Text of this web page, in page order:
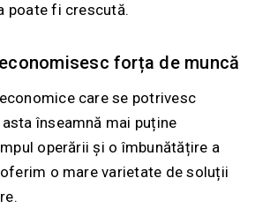
poate fi crescută.
forța de muncă
care se potrivesc
înseamnă mai puține
operării și o îmbunătățire a
o mare varietate de soluții